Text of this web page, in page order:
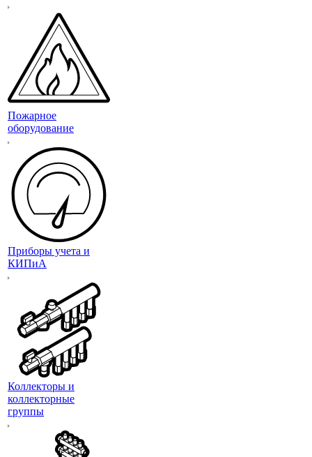
Пожарное
оборудование
Приборы учета и
КИПиА
Коллекторы и
коллекторные
группы